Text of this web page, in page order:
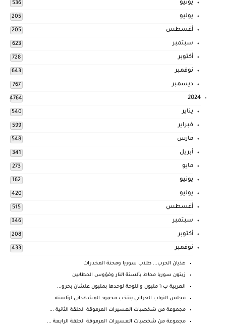
يونيو 536
يوليو 205
أغسطس 205
سبتمبر 623
أكتوبر 728
نوفمبر 643
ديسمبر 767
2024
4764
يناير 540
فبراير 599
مارس 548
أبريل 341
مايو 273
يونيو 162
يوليو 420
أغسطس 515
سبتمبر 346
أكتوبر 208
نوفمبر 433
هذيان الحرب... طلاب سوريا ومحنة المخدرات
زيتون سوريا محاط بألسنة النار وفؤوس الحطابين
العربية ب ٦ مليون واللوحة لوحدها بمليون علشان بحرو...
مجلس النواب العراقي ينتخب محمود المشهداني لرئاسته
مجموعة من شخصيات العسيرات المرموقة الحلقة الثانية ...
مجموعة من شخصيات العسيرات المرموقة الحلقة الرابعة ...